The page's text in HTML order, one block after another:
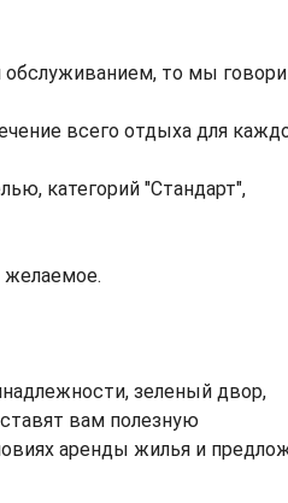
то мы
всего отдыха для
категорий "Стандарт",
желаемое.
зеленый двор,
вам полезную
аренды жилья и